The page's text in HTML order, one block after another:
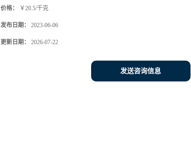
价格： ￥20.5/千克
发布日期： 2023-06-06
更新日期： 2026-07-22
发送咨询信息